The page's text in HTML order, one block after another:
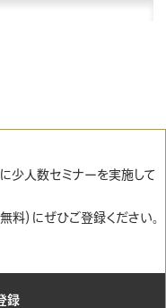
少人数セミナーを実施して
料）にぜひご登録ください。
録